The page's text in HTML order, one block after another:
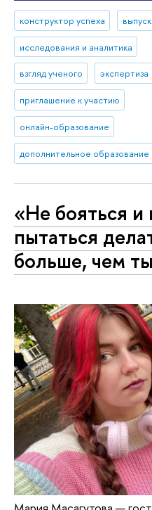
конструктор успеха
исследования и аналитика
взгляд ученого экспертиза
приглашение к участию
онлайн-образование
дополнительное образование
«Не бояться и
пытаться
больше, чем